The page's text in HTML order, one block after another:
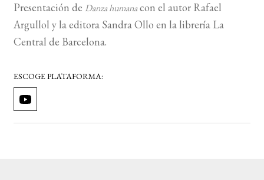
Presentación de Danza humanacon el autor Rafael
Argullol y la editora Sandra Ollo en la librería La
Central de Barcelona.
ESCOGE PLATAFORMA: